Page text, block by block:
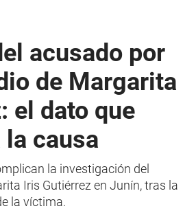
acusado por
de Margarita
el dato que
causa
la investigación del
Iris Gutiérrez en Junín, tras la
la víctima.